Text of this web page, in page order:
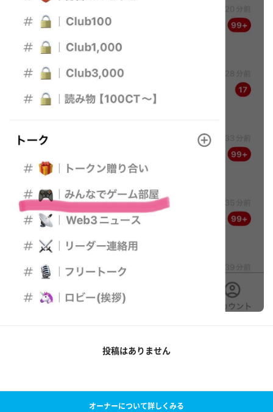
投稿はありません
オーナーについて詳しくみる